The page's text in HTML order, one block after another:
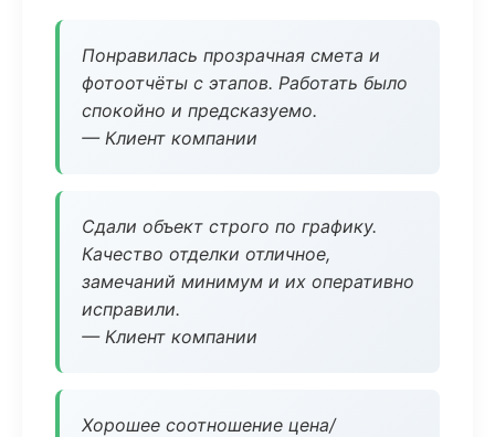
Понравилась прозрачная смета и
фотоотчёты с этапов. Работать было
спокойно и предсказуемо.
— Клиент компании
Сдали объект строго по графику.
Качество отделки отличное,
замечаний минимум и их оперативно
исправили.
— Клиент компании
Хорошее соотношение цена/